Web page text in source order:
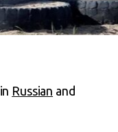
Russian and